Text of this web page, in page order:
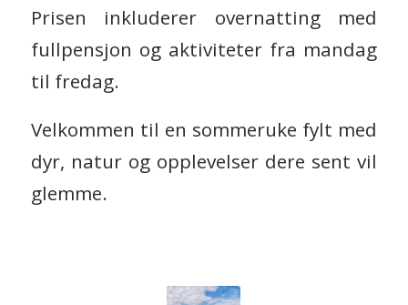
Prisen inkluderer overnatting med
fullpensjon og aktiviteter fra mandag
til fredag.
Velkommen til en sommeruke fylt med
dyr, natur og opplevelser dere sent vil
glemme.